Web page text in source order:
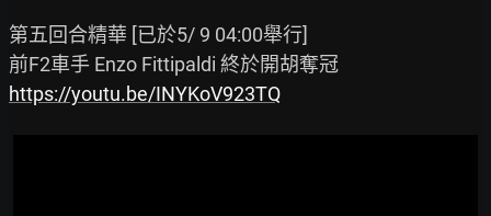
第五回合精華 [已於5/ 9 04:00舉行]
https://youtu.be/INYKoV923TQ